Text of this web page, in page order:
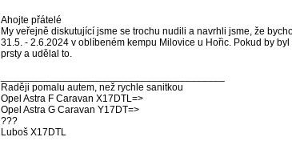
Ahojte přátelé
My veřejně diskutující jsme se trochu nudili a navrhli jsme, že
31.5. - 2.6.2024 v oblíbeném kempu Milovice u Hořic. Pokud by
prsty a udělal to.
Raději pomalu autem, než rychle sanitkou
Opel Astra F Caravan X17DTL=>
Opel Astra G Caravan Y17DT=>
???
Luboš X17DTL